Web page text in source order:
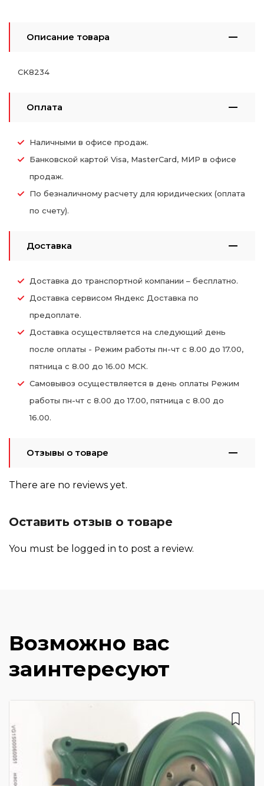
Описание товара
CK8234
Оплата
Наличными в офисе продаж.
Банковской картой Visa, MasterCard, МИР в офисе
продаж.
По безналичному расчету для юридических (оплата
по счету).
Доставка
Доставка до транспортной компании – бесплатно.
Доставка сервисом Яндекс Доставка по
предоплате.
Доставка осуществляется на следующий день
после оплаты - Режим работы пн-чт с 8.00 до 17.00,
пятница с 8.00 до 16.00 МСК.
Самовывоз осуществляется в день оплаты Режим
работы пн-чт с 8.00 до 17.00, пятница с 8.00 до
16.00.
Отзывы о товаре
There are no reviews yet.
Оставить отзыв о товаре
You must be logged in to post a review.
Возможно вас
заинтересуют